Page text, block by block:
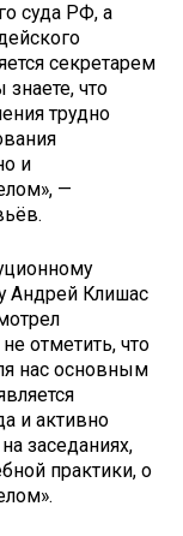
суда РФ, а
секретарем
что
трудно
и
—
Андрей Клишас
отметить, что
нас основным
и активно
заседаниях,
практики, о